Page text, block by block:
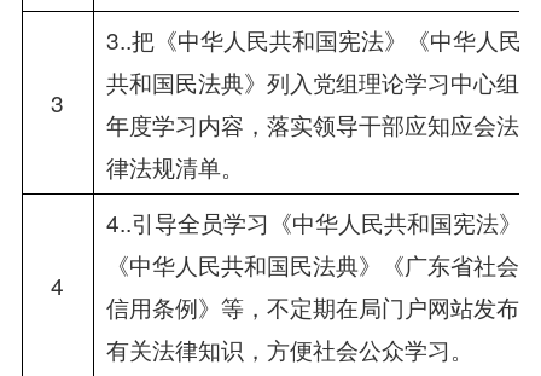
3
3..把《中华人民共和国宪法》《中华人民
共和国民法典》列入党组理论学习中心组
年度学习内容，落实领导干部应知应会法
律法规清单。
4
4..引导全员学习《中华人民共和国宪法》
《中华人民共和国民法典》《广东省社会
信用条例》等，不定期在局门户网站发布
有关法律知识，方便社会公众学习。